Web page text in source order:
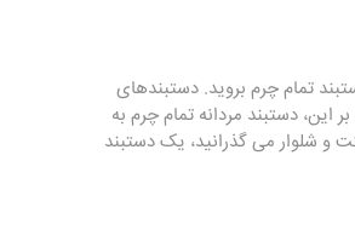
تمام چرم بروید. دستبندهای
دستبند مردانه تمام چرم به
و شلوار می گذرانید، یک دستبند